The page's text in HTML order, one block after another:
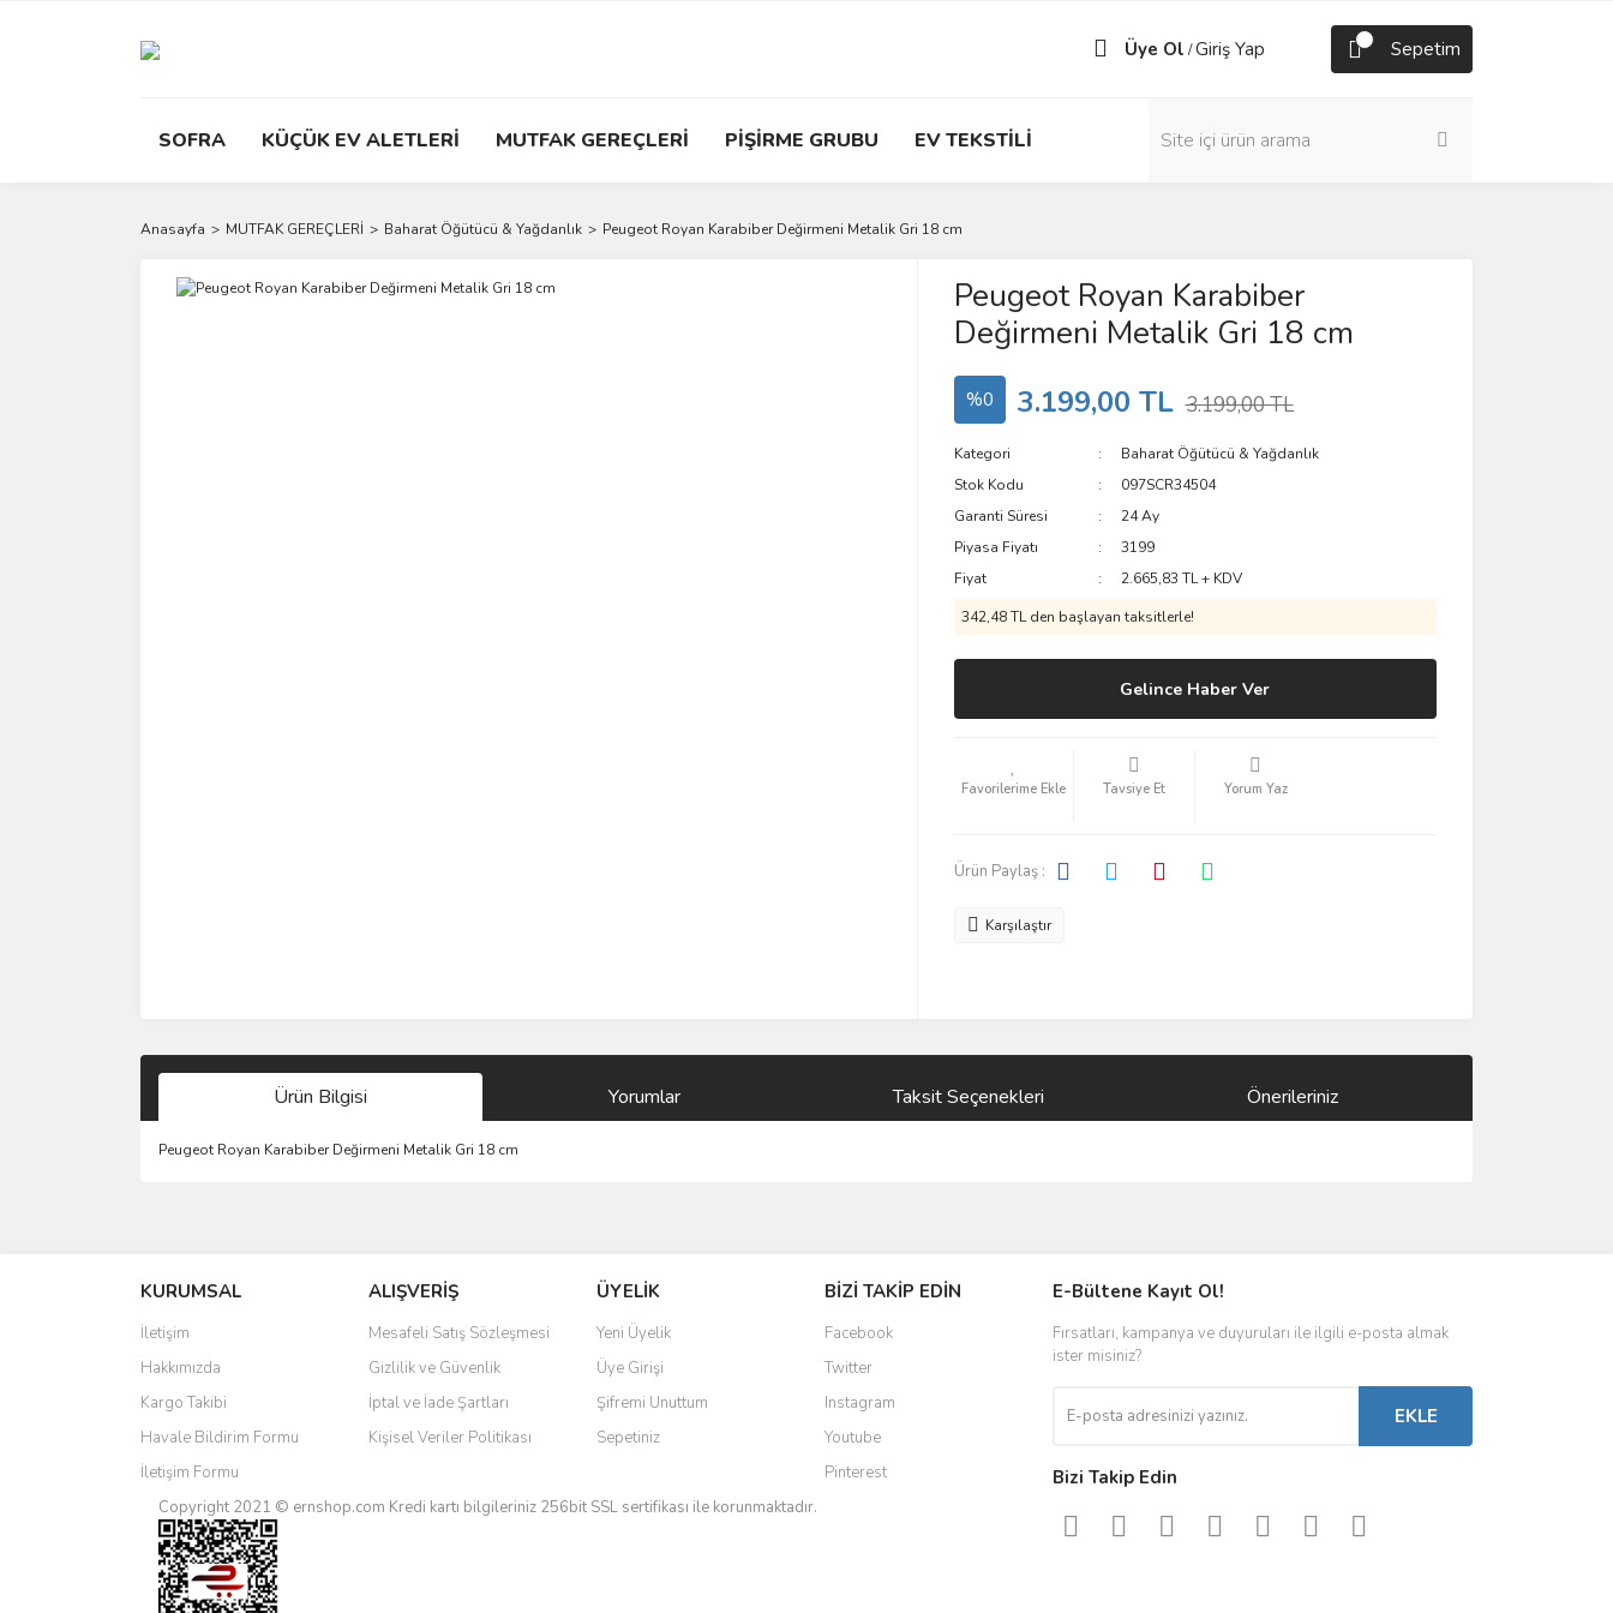
Üye Ol /Giriş Yap Sepetim
SOFRA KÜÇÜK EV ALETLERİ MUTFAK GEREÇLERİ PİŞİRME GRUBU EV TEKSTİLİ
Anasayfa MUTFAK GEREÇLERİ Baharat Öğütücü & Yağdanlık Peugeot Royan Karabiber Değirmeni Metalik Gri 18 cm
Peugeot Royan Karabiber
Değirmeni Metalik Gri 18 cm
%0 3.199,00 TL 3.199,00 TL
Kategori
Baharat Öğütücü & Yağdanlık
Stok Kodu
097SCR34504
Garanti Süresi
24 Ay
Piyasa Fiyatı
3199
Fiyat
2.665,83 TL + KDV
342,48 TL den başlayan taksitlerle!
Gelince Haber Ver
Tavsiye Et Yorum Yaz
Ürün Paylaş :
Karşılaştır
Ürün Bilgisi Yorumlar Taksit Seçenekleri Önerileriniz
Peugeot Royan Karabiber Değirmeni Metalik Gri 18 cm
Ürün resmi kalitesiz, bozuk veya görüntülenemiyor.
Ürün açıklamasında eksik bilgiler bulunuyor.
Ürün bilgilerinde hatalar bulunuyor.
Ürün fiyatı diğer sitelerden daha pahalı.
Bu ürüne benzer farklı alternatifler olmalı.
KURUMSAL
İletişim
Hakkımızda
Kargo Takibi
Havale Bildirim Formu
İletişim Formu
ALIŞVERİŞ
Mesafeli Satış Sözleşmesi
Gizlilik ve Güvenlik
İptal ve İade Şartları
Kişisel Veriler Politikası
ÜYELİK
Yeni Üyelik
Üye Girişi
Şifremi Unuttum
Sepetiniz
BİZİ TAKİP EDİN
Facebook
Twitter
Instagram
Youtube
Pinterest
Copyright 2021 © ernshop.com Kredi kartı bilgileriniz 256bit SSL sertifikası ile korunmaktadır.
E-Bültene Kayıt Ol!
Fırsatları, kampanya ve duyuruları ile ilgili e-posta almak
ister misiniz?
EKLE
Bizi Takip Edin